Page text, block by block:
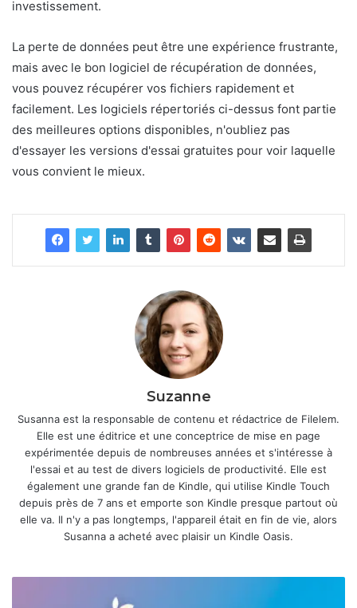
investissement.
La perte de données peut être une expérience frustrante,
mais avec le bon logiciel de récupération de données,
vous pouvez récupérer vos fichiers rapidement et
facilement. Les logiciels répertoriés ci-dessus font partie
des meilleures options disponibles, n'oubliez pas
d'essayer les versions d'essai gratuites pour voir laquelle
vous convient le mieux.
Suzanne
Susanna est la responsable de contenu et rédactrice de Filelem.
Elle est une éditrice et une conceptrice de mise en page
expérimentée depuis de nombreuses années et s'intéresse à
l'essai et au test de divers logiciels de productivité. Elle est
également une grande fan de Kindle, qui utilise Kindle Touch
depuis près de 7 ans et emporte son Kindle presque partout où
elle va. Il n'y a pas longtemps, l'appareil était en fin de vie, alors
Susanna a acheté avec plaisir un Kindle Oasis.